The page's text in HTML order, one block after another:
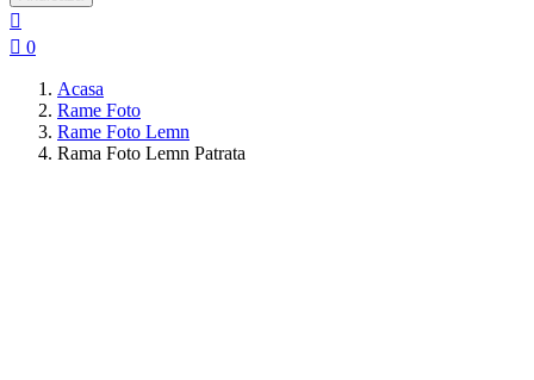

 0
Acasa
Rame Foto
Rame Foto Lemn
Rama Foto Lemn Patrata